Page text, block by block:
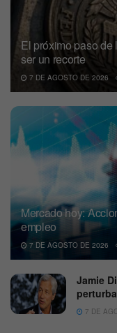
El próximo paso de
ser un recorte
7 DE AGOSTO DE 2026
Mercado hoy:
empleo
7 DE AGOSTO DE 2026
Jamie
7 DE